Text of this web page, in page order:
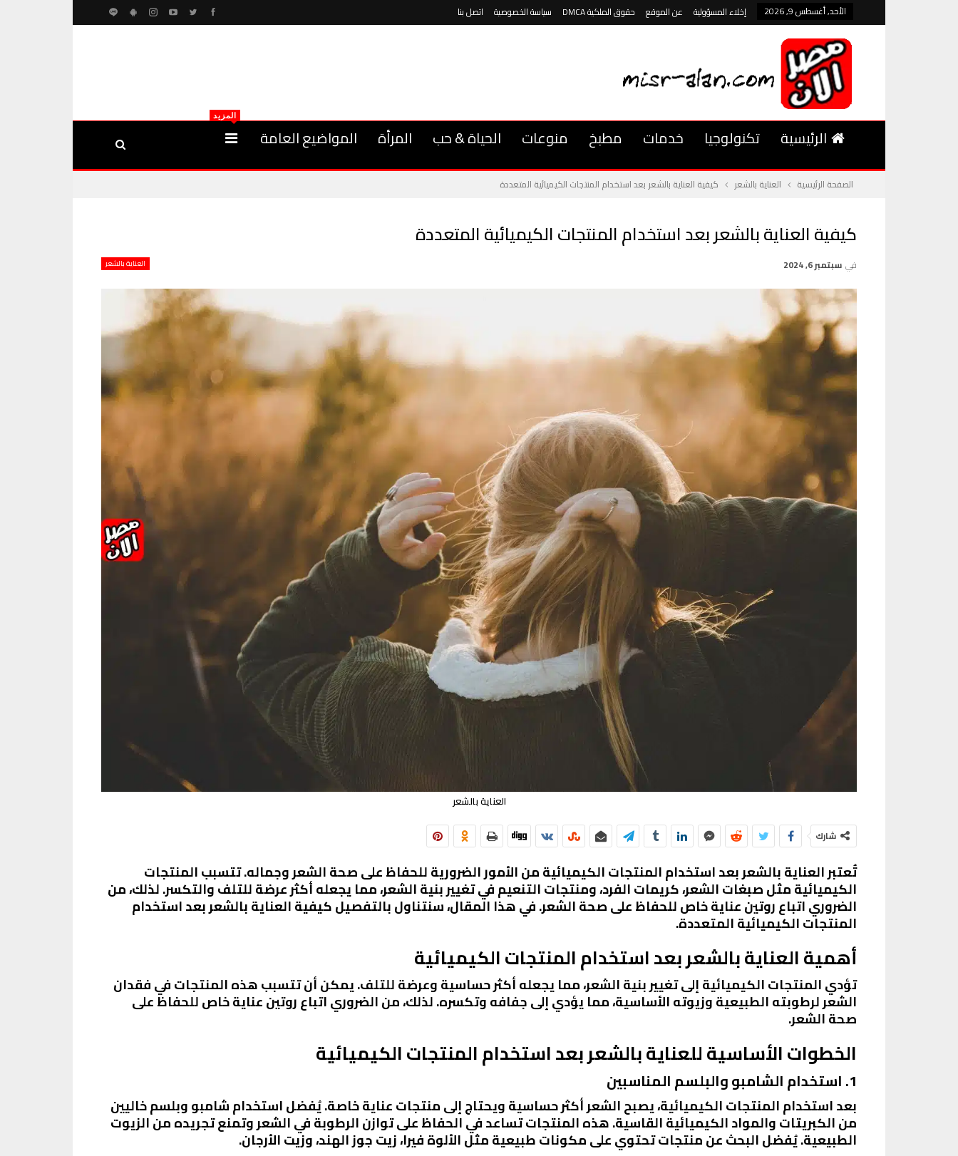
الأحد, أغسطس 9, 2026 إخلاء المسؤولية عن الموقع حقوق الملكية DMCA سياسة الخصوصية اتصل بنا
الرئيسية تكنولوجيا خدمات مطبخ منوعات الحياة & حب المرأة المواضيع العامة
المزيد
الصفحة الرئيسية العناية بالشعر كيفية العناية بالشعر بعد استخدام المنتجات الكيميائية المتعددة
كيفية العناية بالشعر بعد استخدام المنتجات الكيميائية المتعددة
العناية بالشعر في سبتمبر 6, 2024
العناية بالشعر
شارك
تُعتبر العناية بالشعر بعد استخدام المنتجات الكيميائية من الأمور الضرورية للحفاظ على صحة الشعر وجماله. تتسبب المنتجات
الكيميائية مثل صبغات الشعر، كريمات الفرد، ومنتجات التنعيم في تغيير بنية الشعر، مما يجعله أكثر عرضة للتلف والتكسر. لذلك، من
الضروري اتباع روتين عناية خاص للحفاظ على صحة الشعر. في هذا المقال، سنتناول بالتفصيل كيفية العناية بالشعر بعد استخدام
المنتجات الكيميائية المتعددة.
أهمية العناية بالشعر بعد استخدام المنتجات الكيميائية
تؤدي المنتجات الكيميائية إلى تغيير بنية الشعر، مما يجعله أكثر حساسية وعرضة للتلف. يمكن أن تتسبب هذه المنتجات في فقدان
الشعر لرطوبته الطبيعية وزيوته الأساسية، مما يؤدي إلى جفافه وتكسره. لذلك، من الضروري اتباع روتين عناية خاص للحفاظ على
صحة الشعر.
الخطوات الأساسية للعناية بالشعر بعد استخدام المنتجات الكيميائية
1. استخدام الشامبو والبلسم المناسبين
بعد استخدام المنتجات الكيميائية، يصبح الشعر أكثر حساسية ويحتاج إلى منتجات عناية خاصة. يُفضل استخدام شامبو وبلسم خاليين
من الكبريتات والمواد الكيميائية القاسية. هذه المنتجات تساعد في الحفاظ على توازن الرطوبة في الشعر وتمنع تجريده من الزيوت
الطبيعية. يُفضل البحث عن منتجات تحتوي على مكونات طبيعية مثل الألوة فيرا، زيت جوز الهند، وزيت الأرجان.